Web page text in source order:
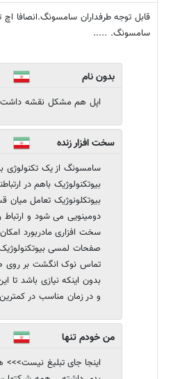
قابل توجه طرفداران سامسونگ.انصافا
سامسونگ. .....
بدون نام
اپل هم مشکل نقشه داشت
سخت افزار زنده
سامسونگ از یک تکنولوژی
بیوتکنولوژیک باهم در
بیوتکلونوژیک تعامل
دومینویی می شود و
سخت افزاری مادربورد
صفحات لمسی
تماس نوک انگشت بر روی
بدون اینکه نیازی باشد
و در زمان مناسب در
من خودم تنها
اینجا جای تبلیغ